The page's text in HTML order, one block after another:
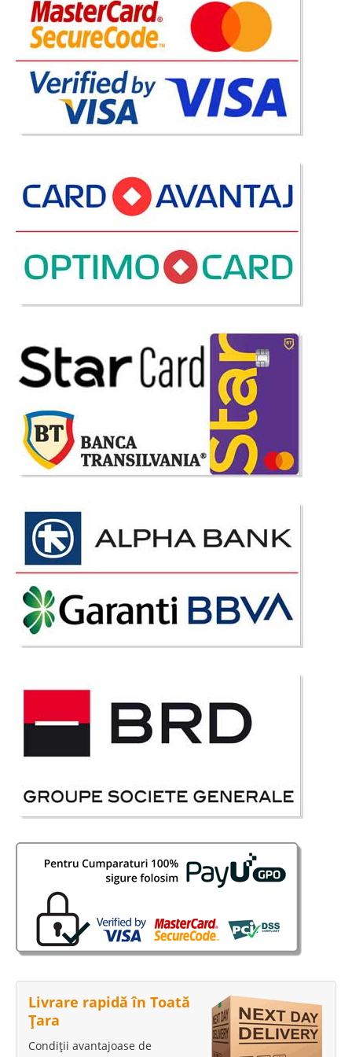
Livrare rapidă în Toată
Țara
Condiții avantajoase de